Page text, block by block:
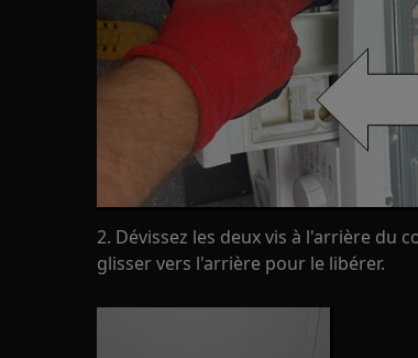
2. Dévissez les deux vis à l'arrière du
glisser vers l'arrière pour le libérer.